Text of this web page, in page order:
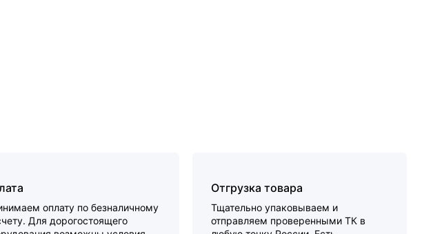
оплату по безналичному
Для дорогостоящего
Отгрузка товара
Тщательно упаковываем и
отправляем проверенными ТК в